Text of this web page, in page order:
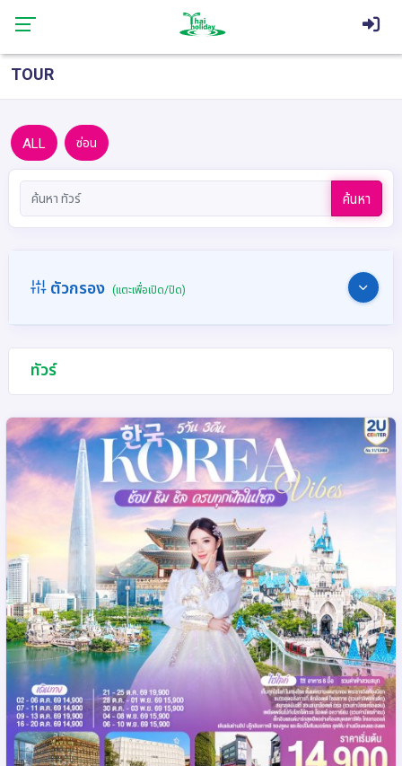
TOUR
ALL ซ่อน
ค้นหา
ตัวกรอง (แตะเพื่อเปิด/ปิด)
ทัวร์